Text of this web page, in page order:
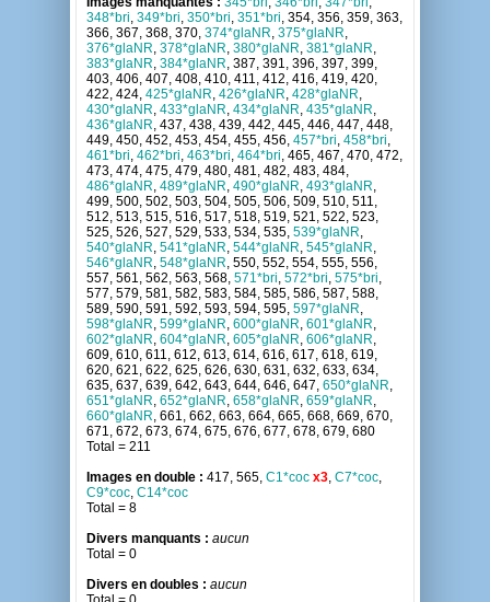
348*bri, 349*bri, 350*bri, 351*bri, 354, 356, 359, 363,
366, 367, 368, 370, 374*glaNR, 375*glaNR,
376*glaNR, 378*glaNR, 380*glaNR, 381*glaNR,
383*glaNR, 384*glaNR, 387, 391, 396, 397, 399,
403, 406, 407, 408, 410, 411, 412, 416, 419, 420,
422, 424, 425*glaNR, 426*glaNR, 428*glaNR,
430*glaNR, 433*glaNR, 434*glaNR, 435*glaNR,
436*glaNR, 437, 438, 439, 442, 445, 446, 447, 448,
449, 450, 452, 453, 454, 455, 456, 457*bri, 458*bri,
461*bri, 462*bri, 463*bri, 464*bri, 465, 467, 470, 472,
473, 474, 475, 479, 480, 481, 482, 483, 484,
486*glaNR, 489*glaNR, 490*glaNR, 493*glaNR,
499, 500, 502, 503, 504, 505, 506, 509, 510, 511,
512, 513, 515, 516, 517, 518, 519, 521, 522, 523,
525, 526, 527, 529, 533, 534, 535, 539*glaNR,
540*glaNR, 541*glaNR, 544*glaNR, 545*glaNR,
546*glaNR, 548*glaNR, 550, 552, 554, 555, 556,
557, 561, 562, 563, 568, 571*bri, 572*bri, 575*bri,
577, 579, 581, 582, 583, 584, 585, 586, 587, 588,
589, 590, 591, 592, 593, 594, 595, 597*glaNR,
598*glaNR, 599*glaNR, 600*glaNR, 601*glaNR,
602*glaNR, 604*glaNR, 605*glaNR, 606*glaNR,
609, 610, 611, 612, 613, 614, 616, 617, 618, 619,
620, 621, 622, 625, 626, 630, 631, 632, 633, 634,
635, 637, 639, 642, 643, 644, 646, 647, 650*glaNR,
651*glaNR, 652*glaNR, 658*glaNR, 659*glaNR,
660*glaNR, 661, 662, 663, 664, 665, 668, 669, 670,
671, 672, 673, 674, 675, 676, 677, 678, 679, 680
Total = 211
Images en double : 417, 565, C1*coc x3, C7*coc,
C9*coc, C14*coc
Total = 8
Divers manquants : aucun
Total = 0
Divers en doubles : aucun